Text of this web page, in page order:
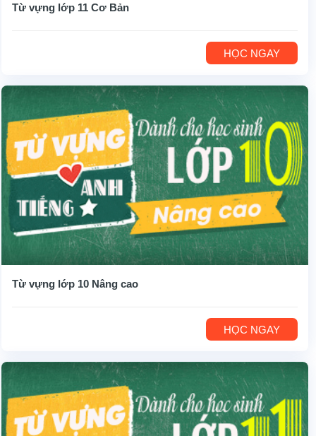
Từ vựng lớp 11 Cơ Bản
HỌC NGAY
Từ vựng lớp 10 Nâng cao
HỌC NGAY